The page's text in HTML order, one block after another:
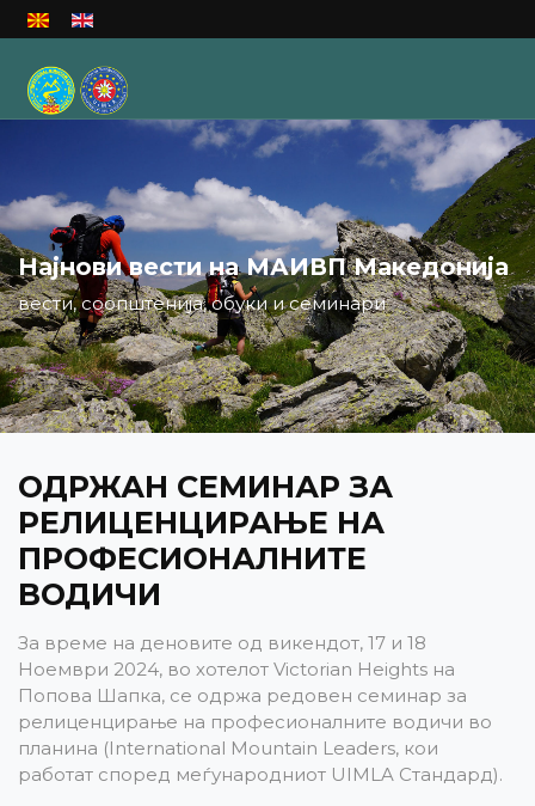
Изберете го вашиот јазик
Најнови вести на МАИВП Македонија
вести, соопштенија, обуки и семинари
ОДРЖАН СЕМИНАР ЗА
РЕЛИЦЕНЦИРАЊЕ НА
ПРОФЕСИОНАЛНИТЕ
ВОДИЧИ
За време на деновите од викендот, 17 и 18
Ноември 2024, во хотелот Victorian Heights на
Попова Шапка, се одржа редовен семинар за
релиценцирање на професионалните водичи во
планина (International Mountain Leaders, кои
работат според меѓународниот UIMLA Стандард).